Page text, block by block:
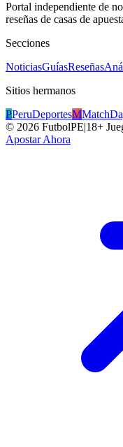
Portal independiente de
reseñas de casas de
Secciones
NoticiasGuíasReseñas
Sitios hermanos
PPeruDeportesM
© 2026 FutbolPE|18+
Apostar Ahora